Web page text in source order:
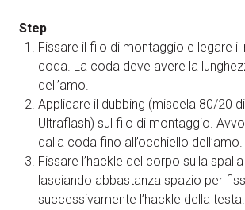
Step
Fissare il filo di montaggio e legare il
coda. La coda deve avere la
dell’amo.
Applicare il dubbing (miscela 80/20
Ultraflash) sul filo di montaggio.
dalla coda fino all’occhiello dell’amo.
Fissare l’hackle del corpo sulla spalla
lasciando abbastanza spazio per
successivamente l’hackle della testa.